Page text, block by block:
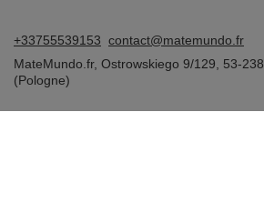
+33755539153 contact@matemundo.fr
MateMundo.fr, Ostrowskiego 9/129 53-238
(Pologne)